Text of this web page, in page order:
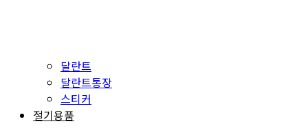
달란트
달란트통장
스티커
절기용품